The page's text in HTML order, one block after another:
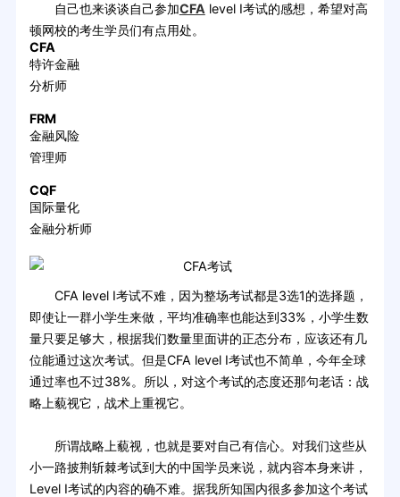
自己也来谈谈自己参加CFA level I考试的感想，希望对高
顿网校的考生学员们有点用处。
CFA
特许金融
分析师
FRM
金融风险
管理师
CQF
国际量化
金融分析师
CFA level I考试不难，因为整场考试都是3选1的选择题，
即使让一群小学生来做，平均准确率也能达到33%，小学生数
量只要足够大，根据我们数量里面讲的正态分布，应该还有几
位能通过这次考试。但是CFA level I考试也不简单，今年全球
通过率也不过38%。所以，对这个考试的态度还那句老话：战
略上藐视它，战术上重视它。
所谓战略上藐视，也就是要对自己有信心。对我们这些从
小一路披荆斩棘考试到大的中国学员来说，就内容本身来讲，
Level I考试的内容的确不难。据我所知国内很多参加这个考试